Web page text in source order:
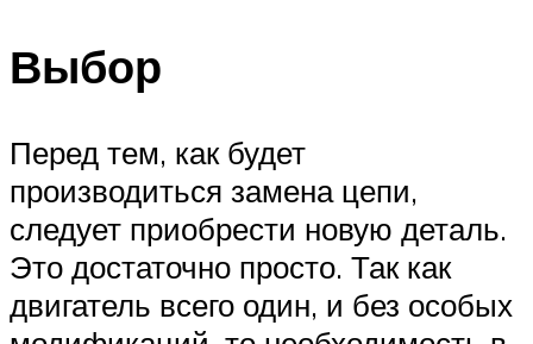
Выбор
Перед тем, как будет
производиться замена цепи,
следует приобрести новую деталь.
Это достаточно просто. Так как
двигатель всего один, и без особых